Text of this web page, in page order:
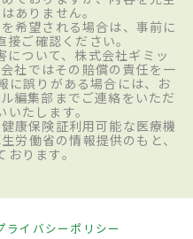
ありません。
希望される場合は、事前に
ご確認ください。
について、株式会社ギミッ
社ではその賠償の責任を一
に誤りがある場合には、お
編集部までご連絡をいただ
たします。
康保険証利用可能な医療機
労働省の情報提供のもと、
ります。
ライバシーポリシー